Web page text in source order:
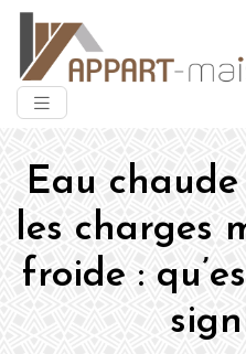
Eau
les charges
froide :